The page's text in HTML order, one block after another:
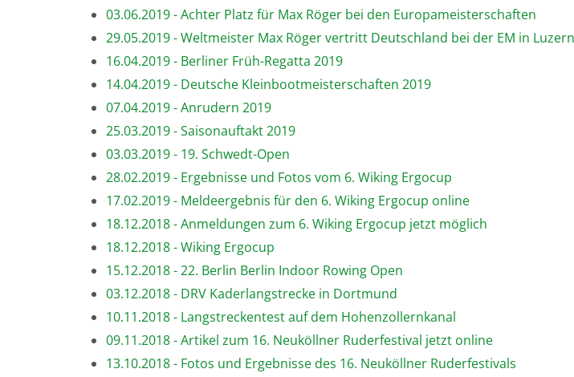
03.06.2019 - Achter Platz für Max Röger bei den Europameisterschaften
29.05.2019 - Weltmeister Max Röger vertritt Deutschland bei der EM in
16.04.2019 - Berliner Früh-Regatta 2019
14.04.2019 - Deutsche Kleinbootmeisterschaften 2019
07.04.2019 - Anrudern 2019
25.03.2019 - Saisonauftakt 2019
03.03.2019 - 19. Schwedt-Open
28.02.2019 - Ergebnisse und Fotos vom 6. Wiking Ergocup
17.02.2019 - Meldeergebnis für den 6. Wiking Ergocup online
18.12.2018 - Anmeldungen zum 6. Wiking Ergocup jetzt möglich
18.12.2018 - Wiking Ergocup
15.12.2018 - 22. Berlin Berlin Indoor Rowing Open
03.12.2018 - DRV Kaderlangstrecke in Dortmund
10.11.2018 - Langstreckentest auf dem Hohenzollernkanal
09.11.2018 - Artikel zum 16. Neuköllner Ruderfestival jetzt online
13.10.2018 - Fotos und Ergebnisse des 16. Neuköllner Ruderfestivals